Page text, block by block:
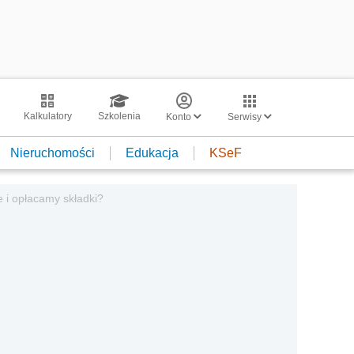
Kalkulatory Szkolenia Konto Serwisy
Nieruchomości Edukacja KSeF
opłacamy składki?